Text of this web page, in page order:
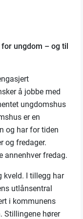
ungdom – og til
å jobbe med
ungdomshus
er en
og har for tiden
og fredager.
annenhver fredag.
kveld. I tillegg har
utlånsentral
i kommunens
Stillingene hører